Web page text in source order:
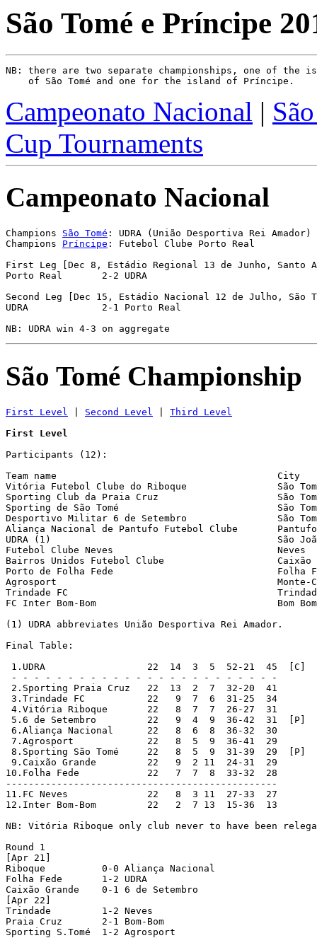
São Tomé e Príncipe
NB: there are two separate championships, one of the
Campeonato Nacional |
Cup Tournaments
Campeonato Nacional
Champions São Tomé : UDRA (União Desportiva Rei Amador)
Champions Príncipe : Futebol Clube Porto Real
First Leg [Dec 8, Estádio Regional 13 de Junho, Santo
Porto Real       2-2 UDRA
Second Leg [Dec 15, Estádio Nacional 12 de Julho, São
UDRA             2-1 Porto Real
São Tomé Championship
First Level Second Level
Third Level
First Level
Participants (12):
Team name
Vitória Futebol Clube do Riboque                São
Sporting Club da Praia Cruz                     São
Sporting de São Tomé				São Tomé                Água Grande
Desportivo Militar 6 de Setembro		São Tomé                Água Grande
Aliança Nacional de Pantufo Futebol Clube
UDRA (1)                                        São João
Futebol Clube Neves
Bairros Unidos Futebol Clube                    Caixão
Porto de Folha Fede                             Folha
Agrosport                                       Monte-
Trindade FC
FC Inter Bom-Bom                                Bom
(1) UDRA abbreviates União Desportiva Rei Amador.
Final Table:
1.UDRA                  22  14  3  5  52-21  45  [C]
- - - - - - - - - - - - - - - - - - - - - - - -
2.Sporting Praia Cruz   22  13  2  7  32-20  41
3.Trindade FC           22   9  7  6  31-25  34
4.Vitória Riboque       22   8  7  7  26-27  31
5.6 de Setembro         22   9  4  9  36-42  31
6.Aliança Nacional      22   8  6  8  36-32  30
7.Agrosport             22   8  5  9  36-41  29
8.Sporting São Tomé     22   8  5  9  31-39  29
9.Caixão Grande         22   9  2 11  24-31  29
10.Folha Fede            22   7  7  8  33-32  28
------------------------------------------------
11.FC Neves              22   8  3 11  27-33  27
12.Inter Bom-Bom         22   2  7 13  15-36  13
NB: Vitória Riboque only club never to have been
Round 1
[Apr 21]
Riboque          0-0 Aliança Nacional
Folha Fede       1-2 UDRA
Caixão Grande    0-1 6 de Setembro
[Apr 22]
Trindade         1-2 Neves
Praia Cruz       2-1 Bom-Bom
Sporting S.Tomé  1-2 Agrosport